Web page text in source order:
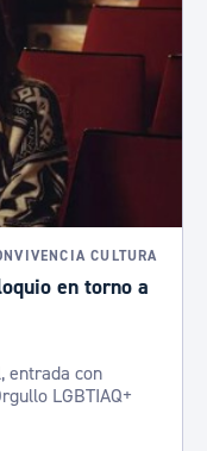
CULTURA
en torno a
entrada con
LGBTIAQ+